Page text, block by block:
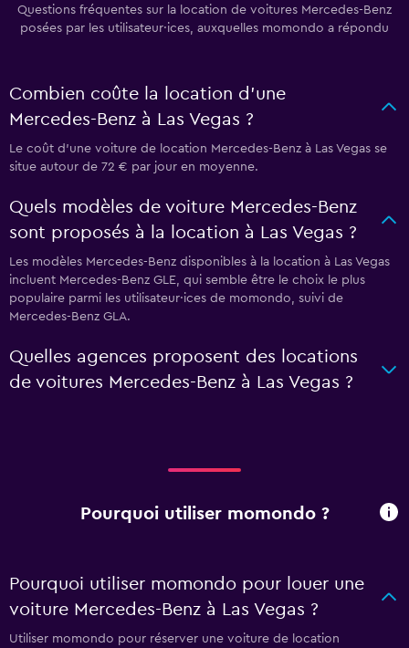
Questions fréquentes sur la location de voitures Mercedes-Benz
posées par les utilisateur·ices, auxquelles momondo a répondu
Combien coûte la location d'une
Mercedes-Benz à Las Vegas ?
Le coût d'une voiture de location Mercedes-Benz à Las Vegas se
situe autour de 72 € par jour en moyenne.
Quels modèles de voiture Mercedes-Benz
sont proposés à la location à Las Vegas ?
Les modèles Mercedes-Benz disponibles à la location à Las Vegas
incluent Mercedes-Benz GLE, qui semble être le choix le plus
populaire parmi les utilisateur·ices de momondo, suivi de
Mercedes-Benz GLA.
Quelles agences proposent des locations
de voitures Mercedes-Benz à Las Vegas ?
Pourquoi utiliser momondo ?
Pourquoi utiliser momondo pour louer une
voiture Mercedes-Benz à Las Vegas ?
Utiliser momondo pour réserver une voiture de location